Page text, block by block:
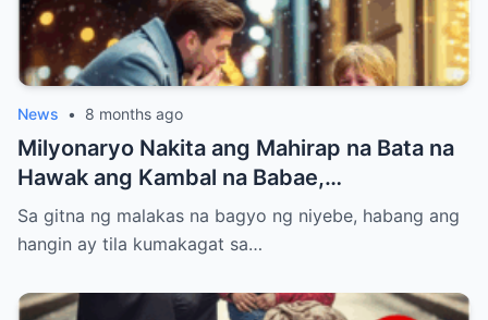
News • 8 months ago
Milyonaryo Nakita ang Mahirap na Bata na
Hawak ang Kambal na Babae,
Nangangatog sa Bagyong Niyebe — Ang
Ginawa Niyang Isa ay Lahat Nagulat
Sa gitna ng malakas na bagyo ng niyebe, habang ang
hangin ay tila kumakagat sa…